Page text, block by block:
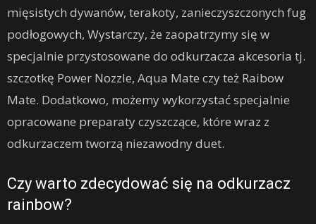
mięsistych dywanów, terakoty, zanieczyszczonych fug
podłogowych, Wystarczy, że zaopatrzymy się w
specjalnie przystosowane do odkurzacza akcesoria tj.
szczotkę Power Nozzle, Aqua Mate czy też Raibow
Mate. Dodatkowo, możemy wykorzystać specjalnie
opracowane preparaty czyszczące, które wraz z
odkurzaczem tworzą niezawodny duet.
Czy warto zdecydować się na odkurzacz
rainbow?